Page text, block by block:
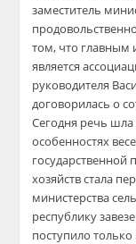
заместитель
том, что главным
является
руководителя
договорилась о
Сегодня речь
особенностях
хозяйств стала
министерства
республику
поступило